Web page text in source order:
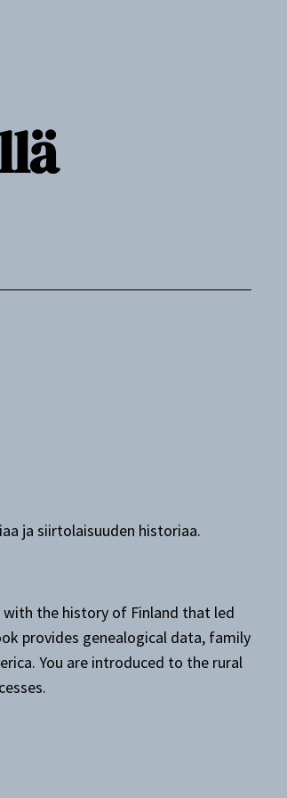
ja siirtolaisuuden historiaa.
the history of Finland that led
provides genealogical data, family
You are introduced to the rural